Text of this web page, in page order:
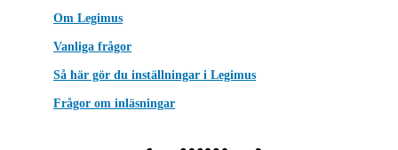
Om Legimus
Vanliga frågor
Så här gör du inställningar i Legimus
Frågor om inläsningar